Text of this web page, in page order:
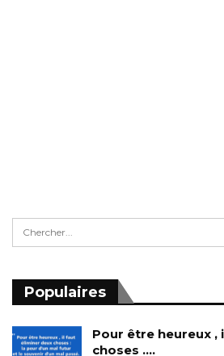
Populaires
Pour être heureux
choses ….